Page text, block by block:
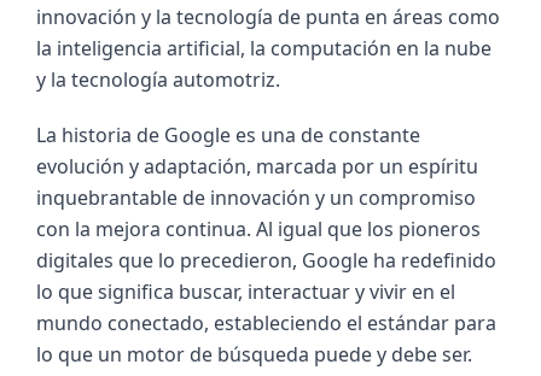
innovación y la tecnología de punta en áreas como
la inteligencia artificial, la computación en la nube
y la tecnología automotriz.
La historia de Google es una de constante
evolución y adaptación, marcada por un espíritu
inquebrantable de innovación y un compromiso
con la mejora continua. Al igual que los pioneros
digitales que lo precedieron, Google ha redefinido
lo que significa buscar, interactuar y vivir en el
mundo conectado, estableciendo el estándar para
lo que un motor de búsqueda puede y debe ser.